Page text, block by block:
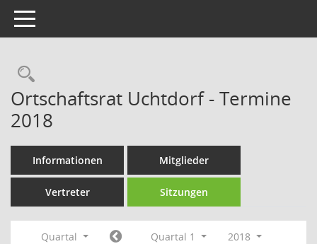
Toggle navigation
Rechercheauswahl
Ortschaftsrat Uchtdorf - Termine
2018
Informationen Mitglieder
Vertreter Sitzungen
Quartal Quartal 1
2018